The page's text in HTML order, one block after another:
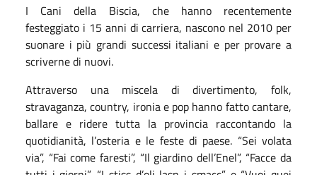
I Cani della Biscia, che hanno recentemente
festeggiato i 15 anni di carriera, nascono nel 2010 per
suonare i più grandi successi italiani e per provare a
scriverne di nuovi.
Attraverso una miscela di divertimento, folk,
stravaganza, country, ironia e pop hanno fatto cantare,
ballare e ridere tutta la provincia raccontando la
quotidianità, l’osteria e le feste di paese. “Sei volata
via”, “Fai come faresti”, “Il giardino dell’Enel”, “Facce da